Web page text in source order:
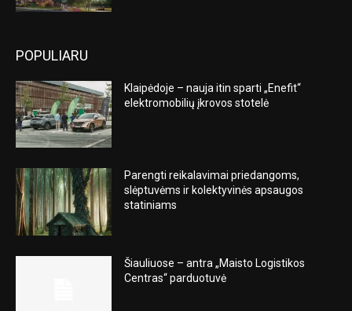
POPULIARU
Klaipėdoje – nauja itin sparti „Enefit“
elektromobilių įkrovos stotelė
Parengti reikalavimai priedangoms,
slėptuvėms ir kolektyvinės apsaugos
statiniams
Šiauliuose – antra „Maisto Logistikos
Centras“ parduotuvė